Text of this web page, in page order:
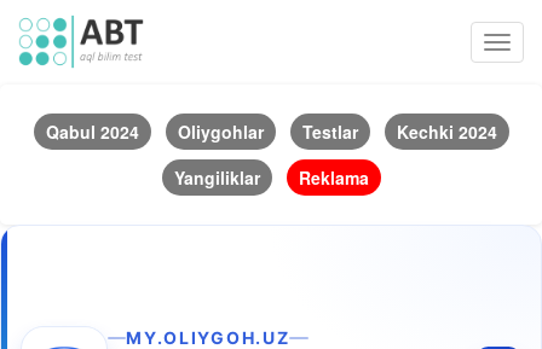
Qabul 2024 Oliygohlar Testlar
Kechki 2024
Yangiliklar
Reklama
MY.OLIYGOH.UZ